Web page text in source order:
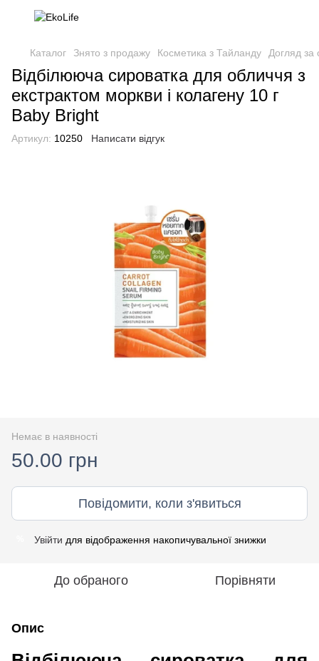
Каталог Знято з продажу Косметика з Тайланду Догляд за
Відбілююча сироватка для обличчя з
екстрактом моркви і колагену 10 г
Baby Bright
Артикул: 10250 Написати відгук
Немає в наявності
50.00 грн
Повідомити, коли з'явиться
Увійти для відображення накопичувальної знижки
До обраного Порівняти
Опис